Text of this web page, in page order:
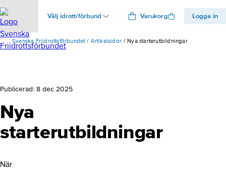
Välj idrott/förbund Varukorg Logga in
Svenska Friidrottsförbundet Artikelsidor Nya starterutbildningar
Publicerad: 8 dec 2025
Nya
starterutbildningar
När